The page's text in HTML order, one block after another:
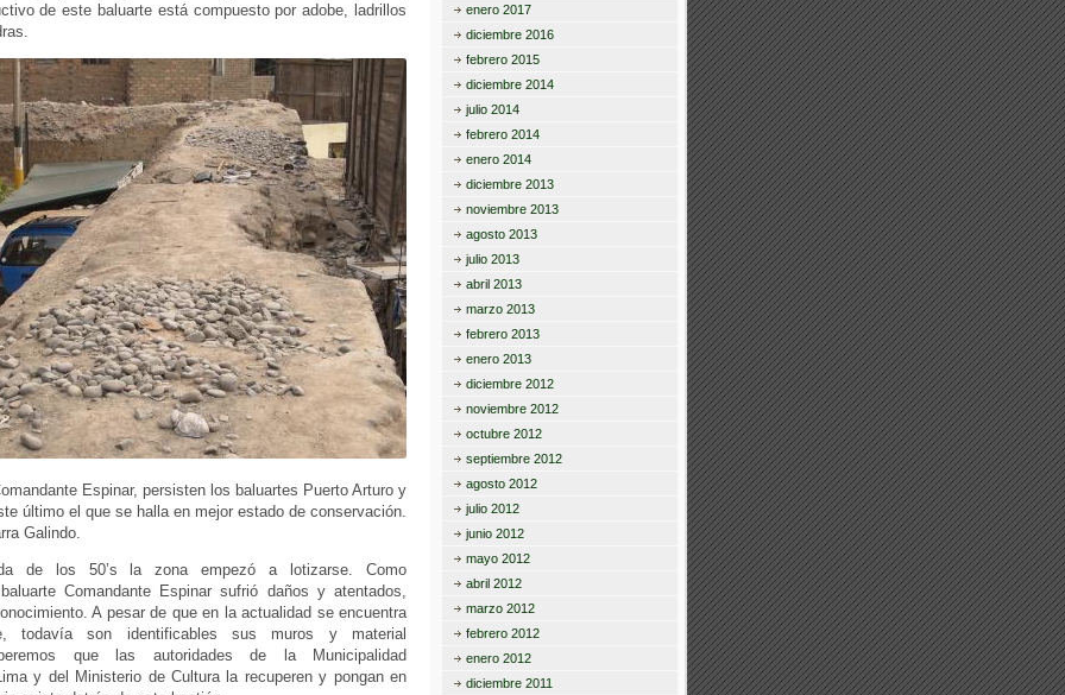
de este baluarte está compuesto por adobe, ladrillos
Espinar, persisten los baluartes Puerto Arturo y
último el que se halla en mejor estado de conservación.
Galindo.
de los 50’s la zona empezó a lotizarse. Como
Comandante Espinar sufrió daños y atentados,
A pesar de que en la actualidad se encuentra
todavía son identificables sus muros y material
que las autoridades de la Municipalidad
y del Ministerio de Cultura la recuperen y pongan en
enero 2017
diciembre 2016
febrero 2015
diciembre 2014
julio 2014
febrero 2014
enero 2014
diciembre 2013
noviembre 2013
agosto 2013
julio 2013
abril 2013
marzo 2013
febrero 2013
enero 2013
diciembre 2012
noviembre 2012
octubre 2012
septiembre 2012
agosto 2012
julio 2012
junio 2012
mayo 2012
abril 2012
marzo 2012
febrero 2012
enero 2012
diciembre 2011